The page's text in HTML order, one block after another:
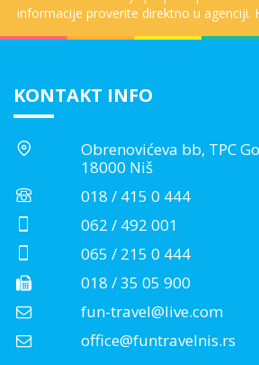
informacije proverite direktno u agenciji.
KONTAKT INFO
Obrenovićeva bb, TPC
18000 Niš
018 / 415 0 444
062 / 492 001
065 / 215 0 444
018 / 35 05 900
fun-travel@live.com
office@funtravelnis.rs